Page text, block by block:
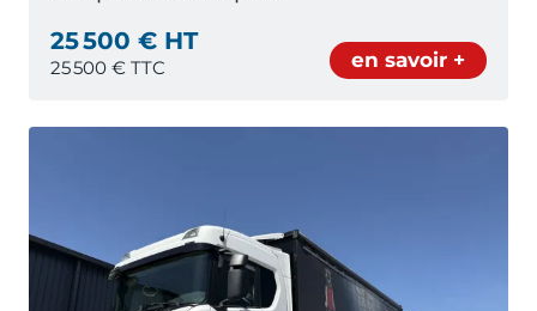
25 500 € HT
25 500 € TTC en savoir +